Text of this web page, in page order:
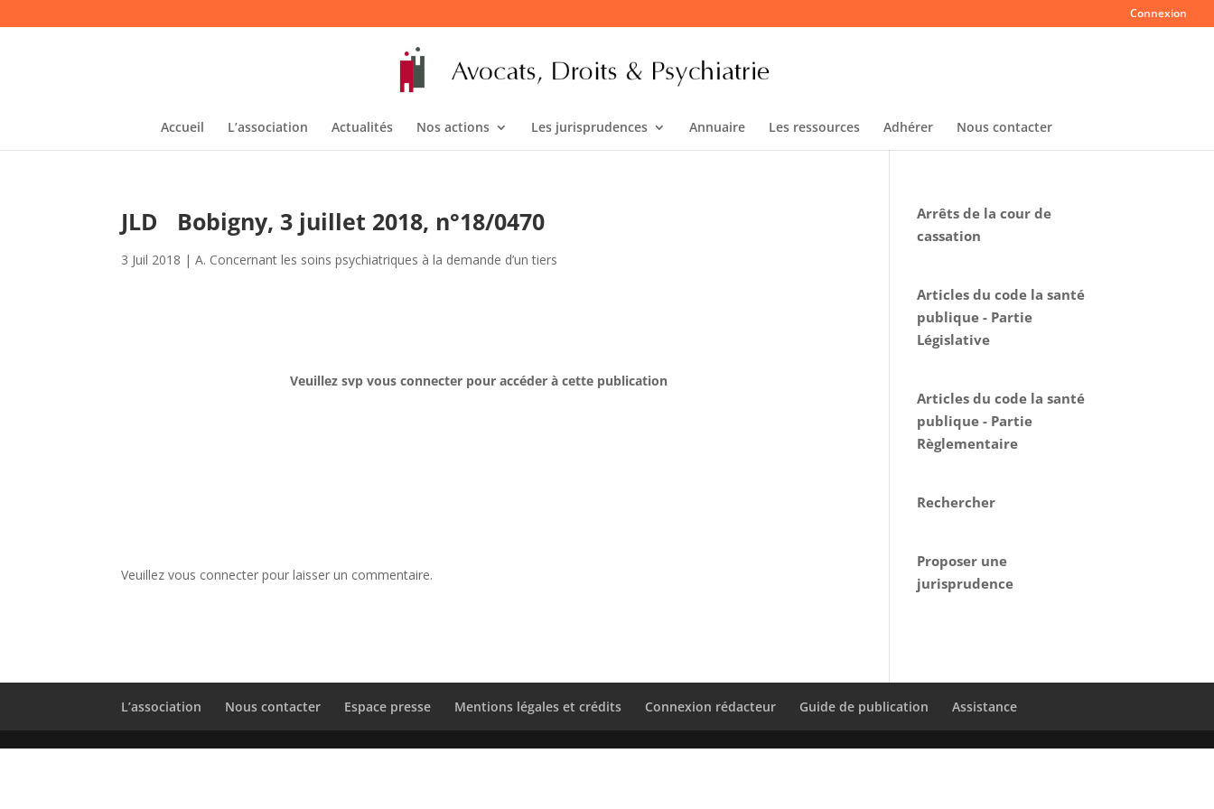
Connexion
Accueil L’association Actualités Nos actions Les jurisprudences Annuaire Les ressources Adhérer Nous contacter
JLD Bobigny, 3 juillet 2018, n°18/0470
3 Juil 2018 |A. Concernant les soins psychiatriques à la demande d’un tiers
Veuillez svp vous connecter pour accéder à cette publication
Veuillez vous connecter pour laisser un commentaire.
Arrêts de la cour de
cassation
Articles du code la santé
publique - Partie
Législative
Articles du code la santé
publique - Partie
Règlementaire
Rechercher
Proposer une
jurisprudence
L’association Nous contacter Espace presse Mentions légales et crédits Connexion rédacteur Guide de publication Assistance